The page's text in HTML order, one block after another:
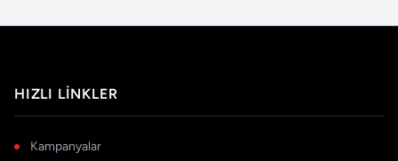
HIZLI LINKLER
Kampanyalar